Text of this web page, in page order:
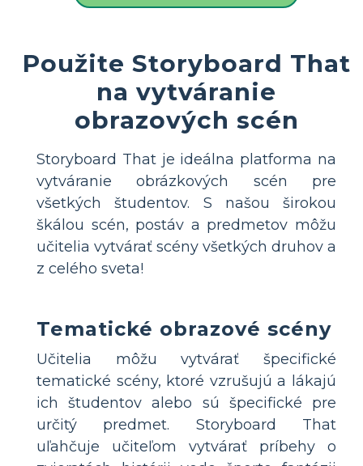
Použite Storyboard That
na vytváranie
obrazových scén
Storyboard That je ideálna platforma na
vytváranie obrázkových scén pre
všetkých študentov. S našou širokou
škálou scén, postáv a predmetov môžu
učitelia vytvárať scény všetkých druhov a
z celého sveta!
Tematické obrazové scény
Učitelia môžu vytvárať špecifické
tematické scény, ktoré vzrušujú a lákajú
ich študentov alebo sú špecifické pre
určitý predmet. Storyboard That
uľahčuje učiteľom vytvárať príbehy o